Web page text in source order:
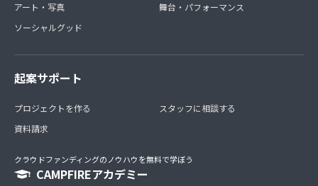
アート・写真
ソーシャルグッド
舞台・パフォーマンス
起案サポート
プロジェクトを作る
資料請求
スタッフに相談する
クラウドファンディングのノウハウを無料で学ぼう
CAMPFIREアカデミー